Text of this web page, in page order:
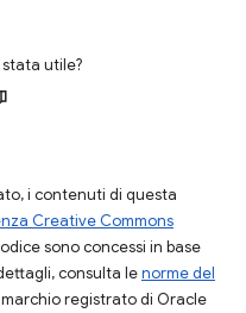
utile?
i contenuti di questa
Creative Commons
sono concessi in base
consulta lenorme del
marchio registrato di Oracle